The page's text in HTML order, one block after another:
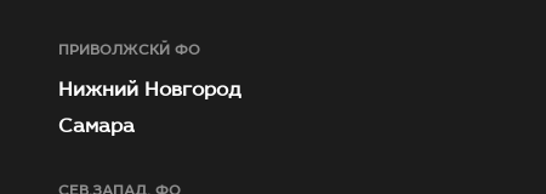
ПРИВОЛЖСКЙ ФО
Нижний Новгород
Самара